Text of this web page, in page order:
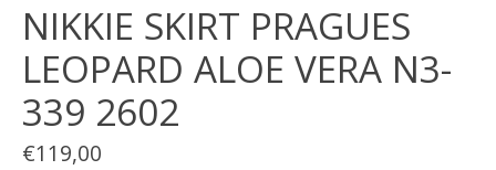
NIKKIE SKIRT PRAGUES
LEOPARD ALOE VERA N3-
339 2602
€119,00